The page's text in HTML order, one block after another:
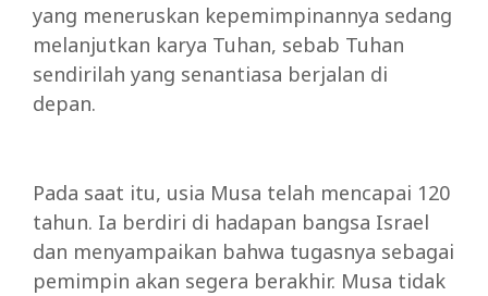
yang meneruskan kepemimpinannya sedang
melanjutkan karya Tuhan, sebab Tuhan
sendirilah yang senantiasa berjalan di
depan.
Pada saat itu, usia Musa telah mencapai 120
tahun. Ia berdiri di hadapan bangsa Israel
dan menyampaikan bahwa tugasnya sebagai
pemimpin akan segera berakhir. Musa tidak